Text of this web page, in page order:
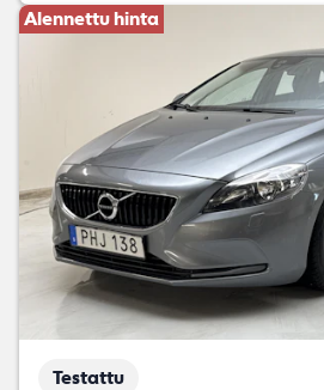
Alennettu hinta
Testattu